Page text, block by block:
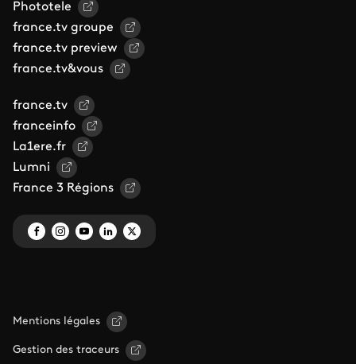
Phototele
france.tv groupe
france.tv preview
france.tv&vous
france.tv
franceinfo
La1ere.fr
Lumni
France 3 Régions
Mentions légales
Gestion des traceurs